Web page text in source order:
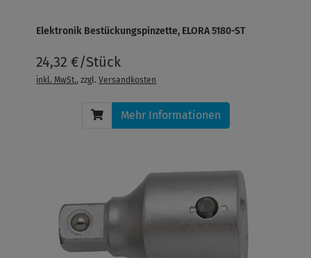
Elektronik Bestückungspinzette, ELORA 5180-ST
24,32 €/Stück
inkl. MwSt., zzgl.Versandkosten
Mehr Informationen